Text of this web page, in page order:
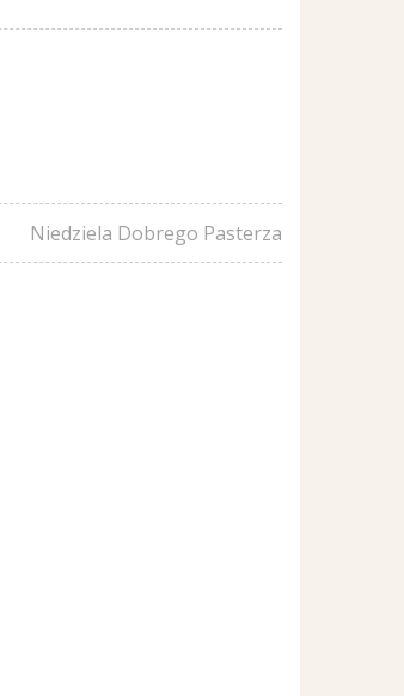
Niedziela Dobrego Pasterza